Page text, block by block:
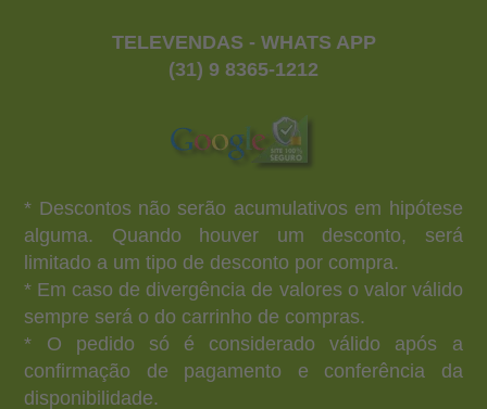
TELEVENDAS - WHATS APP
(31) 9 8365-1212
* Descontos não serão acumulativos em hipótese
alguma. Quando houver um desconto, será
limitado a um tipo de desconto por compra.
* Em caso de divergência de valores o valor válido
sempre será o do carrinho de compras.
* O pedido só é considerado válido após a
confirmação de pagamento e conferência da
disponibilidade.